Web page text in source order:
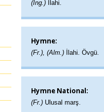
(İng.) İlahi.
Hymne:
(Fr.), (Alm.) İlahi. Övgü.
Hymne National:
(Fr.) Ulusal marş.